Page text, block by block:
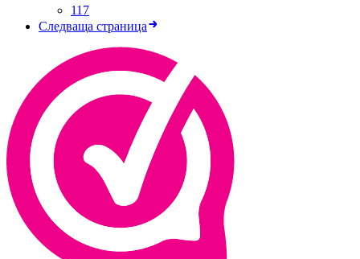
117
Следваща страница